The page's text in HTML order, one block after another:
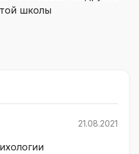
школы
21.08.2021